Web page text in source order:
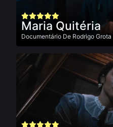
Maria Quitéria
Documentário De Rodrigo Grota